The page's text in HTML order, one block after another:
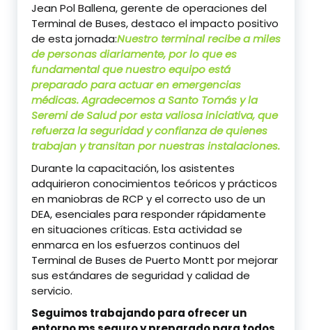
Jean Pol Ballena, gerente de operaciones del
Terminal de Buses, destaco el impacto positivo
de esta jornada:Nuestro terminal recibe a miles
de personas diariamente, por lo que es
fundamental que nuestro equipo está
preparado para actuar en emergencias
médicas. Agradecemos a Santo Tomás y la
Seremi de Salud por esta valiosa iniciativa, que
refuerza la seguridad y confianza de quienes
trabajan y transitan por nuestras instalaciones.
Durante la capacitación, los asistentes
adquirieron conocimientos teóricos y prácticos
en maniobras de RCP y el correcto uso de un
DEA, esenciales para responder rápidamente
en situaciones críticas. Esta actividad se
enmarca en los esfuerzos continuos del
Terminal de Buses de Puerto Montt por mejorar
sus estándares de seguridad y calidad de
servicio.
Seguimos trabajando para ofrecer un